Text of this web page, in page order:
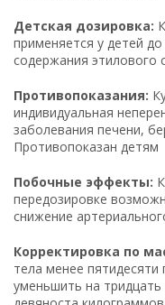
Детская дозировка:
применяется у детей
содержания этилового
Противопоказания:
индивидуальная
заболевания печени,
Противопоказан детям
Побочные эффекты:
передозировке
снижение
Корректировка по
тела менее
уменьшить на